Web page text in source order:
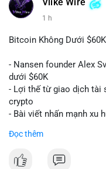
Vlike Wire
1 h
Bitcoin Không Dưới
- Nansen founder Alex
dưới $60K
- Lợi thế từ giao dịch tài
crypto
- Bài viết nhấn mạnh xu
$btc#btc
#vlikevn #titanbot
Đọc thêm